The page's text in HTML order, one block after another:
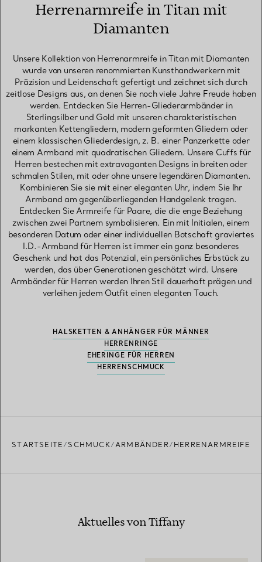
Herrenarmreife in Titan mit
Diamanten
Unsere Kollektion von Herrenarmreife in Titan mit Diamanten
wurde von unseren renommierten Kunsthandwerkern mit
Präzision und Leidenschaft gefertigt und zeichnet sich durch
zeitlose Designs aus, an denen Sie noch viele Jahre Freude haben
werden. Entdecken Sie Herren-Gliederarmbänder in
Sterlingsilber und Gold mit unseren charakteristischen
markanten Kettengliedern, modern geformten Gliedern oder
einem klassischen Gliederdesign, z. B. einer Panzerkette oder
einem Armband mit quadratischen Gliedern. Unsere Cuffs für
Herren bestechen mit extravaganten Designs in breiten oder
schmalen Stilen, mit oder ohne unsere legendären Diamanten.
Kombinieren Sie sie mit einer eleganten Uhr, indem Sie Ihr
Armband am gegenüberliegenden Handgelenk tragen.
Entdecken Sie Armreife für Paare, die die enge Beziehung
zwischen zwei Partnern symbolisieren. Ein mit Initialen, einem
besonderen Datum oder einer individuellen Botschaft graviertes
I.D.-Armband für Herren ist immer ein ganz besonderes
Geschenk und hat das Potenzial, ein persönliches Erbstück zu
werden, das über Generationen geschätzt wird. Unsere
Armbänder für Herren werden Ihren Stil dauerhaft prägen und
verleihen jedem Outfit einen eleganten Touch.
HALSKETTEN & ANHÄNGER FÜR MÄNNER
HERRENRINGE
EHERINGE FÜR HERREN
HERRENSCHMUCK
STARTSEITE SCHMUCK ARMBÄNDER HERRENARMREIFE
Aktuelles von Tiffany